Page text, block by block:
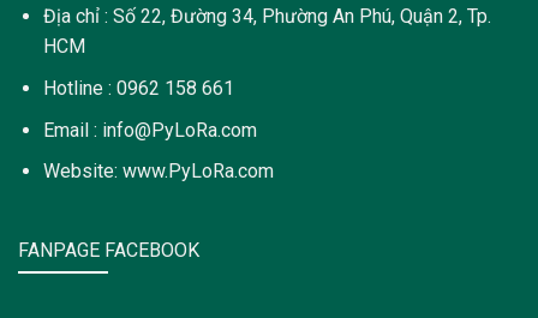
Địa chỉ : Số 22, Đường 34, Phường An Phú, Quận 2, Tp.
HCM
Hotline : 0962 158 661
Email : info@PyLoRa.com
Website: www.PyLoRa.com
FANPAGE FACEBOOK